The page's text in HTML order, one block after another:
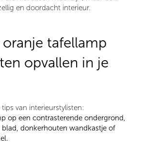
en doordacht interieur.
tafellamp
opvallen in je
van interieurstylisten:
op een contrasterende ondergrond,
donkerhouten wandkastje of